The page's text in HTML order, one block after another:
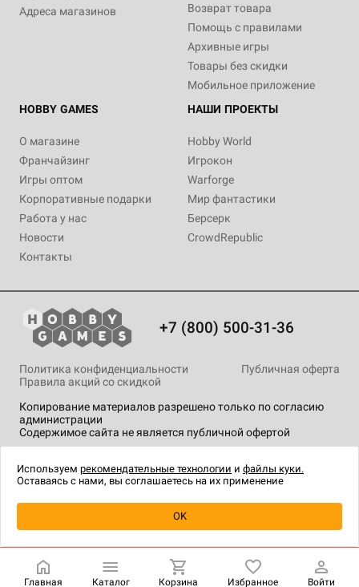
Уведомить о наличии
Адреса магазинов
Возврат товара
Помощь с правилами
Архивные игры
Товары без скидки
Мобильное приложение
HOBBY GAMES
О магазине
Франчайзинг
Игры оптом
Корпоративные подарки
Работа у нас
Новости
Контакты
НАШИ ПРОЕКТЫ
Hobby World
Игрокон
Warforge
Мир фантастики
Берсерк
CrowdRepublic
+7 (800) 500-31-36
Копирование материалов разрешено только по согласию
администрации
Содержимое сайта не является публичной офертой
Политика конфиденциальности
Публичная оферта
Правила акций со скидкой
технологии.
Главная Каталог Корзина Избранное Войти
Используем рекомендательные технологии и файлы куки.
Оставаясь с нами, вы соглашаетесь на их применение
OK